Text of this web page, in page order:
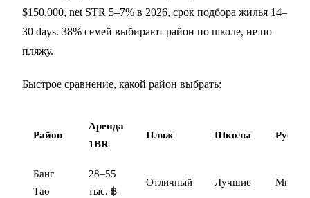
$150,000, net STR 5–7% в 2026, срок подбора жилья 14–
30 days. 38% семей выбирают район по школе, не по
пляжу.
Быстрое сравнение, какой район выбрать:
Район
Аренда
1BR
Пляж Школы
Банг
Тао
28–55
тыс. ฿
Отличный Лучшие Много